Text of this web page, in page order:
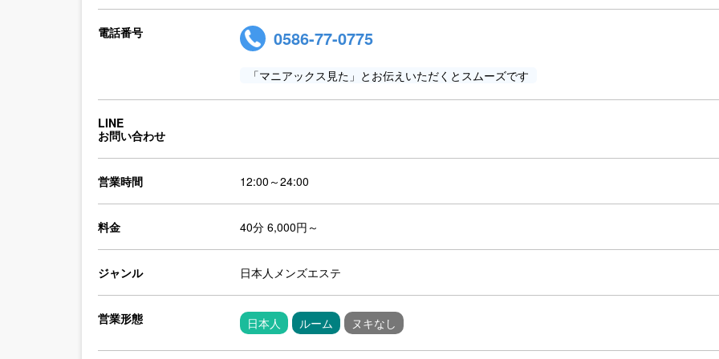
電話番号 0586-77-0775
「マニアックス見た」とお伝えいただくとスムーズです
LINE
お問い合わせ
営業時間 12:00～24:00
料金 40分 6,000円～
ジャンル 日本人メンズエステ
営業形態 日本人 ルーム ヌキなし